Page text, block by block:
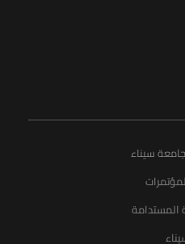
سيناء
المستدامة